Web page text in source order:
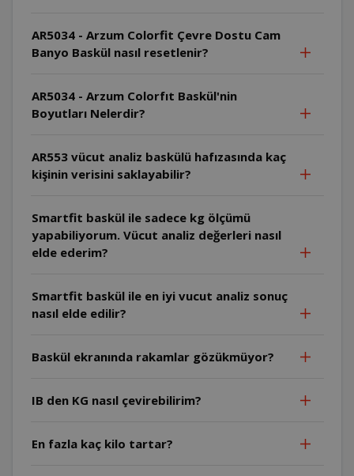
AR5034 - Arzum Colorfit Çevre Dostu Cam
Banyo Baskül nasıl resetlenir?
AR5034 - Arzum Colorfıt Baskül'nin
Boyutları Nelerdir?
AR553 vücut analiz baskülü hafızasında kaç
kişinin verisini saklayabilir?
Smartfit baskül ile sadece kg ölçümü
yapabiliyorum. Vücut analiz değerleri nasıl
elde ederim?
Smartfit baskül ile en iyi vucut analiz sonuç
nasıl elde edilir?
Baskül ekranında rakamlar gözükmüyor?
IB den KG nasıl çevirebilirim?
En fazla kaç kilo tartar?